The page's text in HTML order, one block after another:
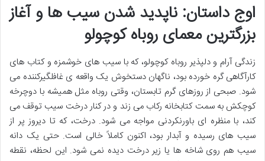
اوج داستان: ناپدید شدن سیب ها و آغاز
بزرگترین معمای روباه کوچولو
زندگی آرام و دلپذیر روباه کوچولو، که با سیب های خوشمزه و کتاب های
کارآگاهی گره خورده بود، ناگهان دستخوش یک واقعه ی غافلگیرکننده می
شود. صبحی از روزهای گرم تابستان، وقتی روباه مثل همیشه با دوچرخه
کوچکش به سمت کتابخانه رکاب می زند و در کنار درخت سیب توقف می
کند، با منظره ای باورنکردنی مواجه می شود. درخت، که تا دیروز پر از
سیب های رسیده و آبدار بود، اکنون کاملاً خالی است. حتی یک دانه
سیب هم روی شاخه ها یا زیر درخت دیده نمی شود. این لحظه، نقطه